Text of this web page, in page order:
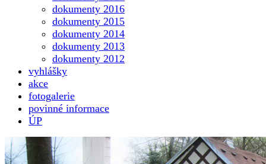
dokumenty 2016
dokumenty 2015
dokumenty 2014
dokumenty 2013
dokumenty 2012
vyhlášky
akce
fotogalerie
povinné informace
ÚP